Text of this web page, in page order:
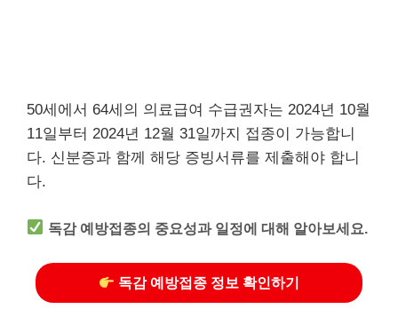
50세에서 64세의 의료급여 수급권자는 2024년 10월
11일부터 2024년 12월 31일까지 접종이 가능합니
다. 신분증과 함께 해당 증빙서류를 제출해야 합니
다.
독감 예방접종의 중요성과 일정에 대해 알아보세요.
독감 예방접종 정보 확인하기